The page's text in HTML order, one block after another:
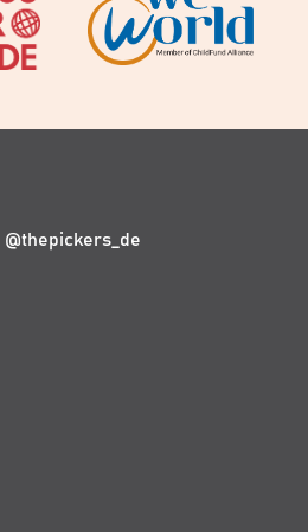
@thepickers_de